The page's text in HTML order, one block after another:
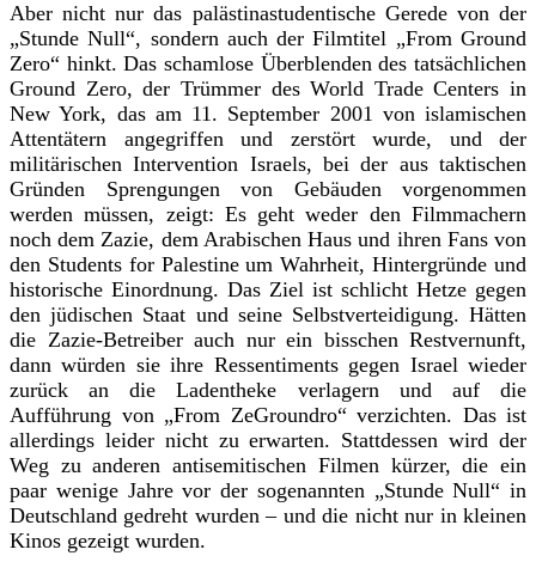
Aber nicht nur das palästinastudentische Gerede von der
„Stunde Null“, sondern auch der Filmtitel „From Ground
Zero“ hinkt. Das schamlose Überblenden des tatsächlichen
Ground Zero, der Trümmer des World Trade Centers in
New York, das am 11. September 2001 von islamischen
Attentätern angegriffen und zerstört wurde, und der
militärischen Intervention Israels, bei der aus taktischen
Gründen Sprengungen von Gebäuden vorgenommen
werden müssen, zeigt: Es geht weder den Filmmachern
noch dem Zazie, dem Arabischen Haus und ihren Fans von
den Students for Palestine um Wahrheit, Hintergründe und
historische Einordnung. Das Ziel ist schlicht Hetze gegen
den jüdischen Staat und seine Selbstverteidigung. Hätten
die Zazie-Betreiber auch nur ein bisschen Restvernunft,
dann würden sie ihre Ressentiments gegen Israel wieder
zurück an die Ladentheke verlagern und auf die
Aufführung von „From ZeGroundro“ verzichten. Das ist
allerdings leider nicht zu erwarten. Stattdessen wird der
Weg zu anderen antisemitischen Filmen kürzer, die ein
paar wenige Jahre vor der sogenannten „Stunde Null“ in
Deutschland gedreht wurden – und die nicht nur in kleinen
Kinos gezeigt wurden.